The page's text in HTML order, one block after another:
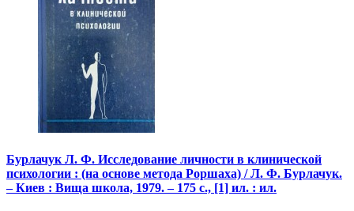
Бурлачук Л. Ф. Исследование личности в клинической
психологии : (на основе метода Роршаха) / Л. Ф. Бурлачук.
– Киев : Вища школа, 1979. – 175 с., [1] ил. : ил.